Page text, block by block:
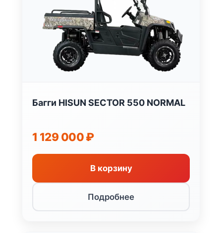
Багги HISUN SECTOR 550 NORMAL
1 129 000₽
В корзину
Подробнее